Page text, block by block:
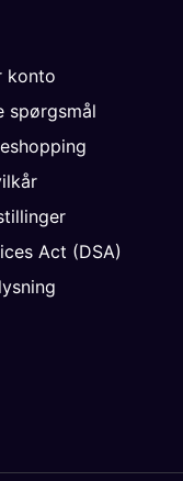
konto
spørgsmål
Act (DSA)